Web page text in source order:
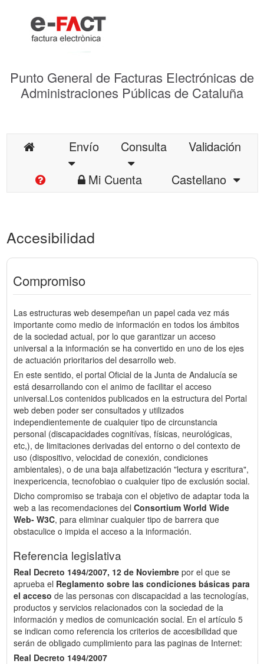
Punto General de Facturas Electrónicas de
Administraciones Públicas de Cataluña
Envío Consulta
Validación
Mi Cuenta
Castellano
Accesibilidad
Compromiso
Las estructuras web desempeñan un papel cada vez más
importante como medio de información en todos los ámbitos
de la sociedad actual, por lo que garantizar un acceso
universal a la información se ha convertido en uno de los ejes
de actuación prioritarios del desarrollo web.
En este sentido, el portal Oficial de la Junta de Andalucía se
está desarrollando con el animo de facilitar el acceso
universal.Los contenidos publicados en la estructura del Portal
web deben poder ser consultados y utilizados
independientemente de cualquier tipo de circunstancia
personal (discapacidades cognitívas, físicas, neurológicas,
etc,), de limitaciones derivadas del entorno o del contexto de
uso (dispositivo, velocidad de conexión, condiciones
ambientales), o de una baja alfabetización "lectura y escritura",
inexpericencia, tecnofobiao o cualquier tipo de exclusión social.
Dicho compromiso se trabaja con el objetivo de adaptar toda la
web a las recomendaciones del Consortium World Wide
Web- W3C, para eliminar cualquier tipo de barrera que
obstaculice o impida el acceso a la información.
Referencia legislativa
Real Decreto 1494/2007, 12 de Noviembre por el que se
aprueba el Reglamento sobre las condiciones básicas para
el acceso de las personas con discapacidad a las tecnologías,
productos y servicios relacionados con la sociedad de la
información y medios de comunicación social. En el artículo 5
se indican como referencia los criterios de accesibilidad que
serán de obligado cumplimiento para las paginas de Internet:
Real Decreto 1494/2007